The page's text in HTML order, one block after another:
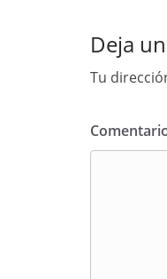
Deja
Tu